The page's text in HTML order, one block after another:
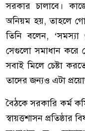
সরকার চালাবে।
অনিয়ম হয়, তাহলে
তিনি বলেন,
সেগুলো সমাধান করে
সবাই মিলে চেষ্টা
তাদের জন্যও এটা
বৈঠকে সরকারি কর্ম
স্বায়ত্তশাসন